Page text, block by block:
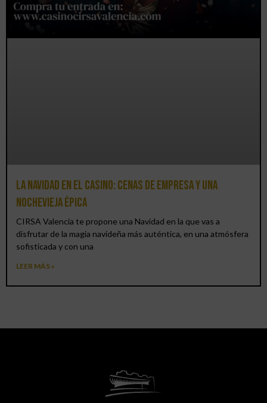
La Navidad en el Casino: cenas de empresa y una
Nochevieja épica
CIRSA Valencia te propone una Navidad en la que vas a
disfrutar de la magia navideña más auténtica, en una atmósfera
sofisticada y con una
LEER MÁS »